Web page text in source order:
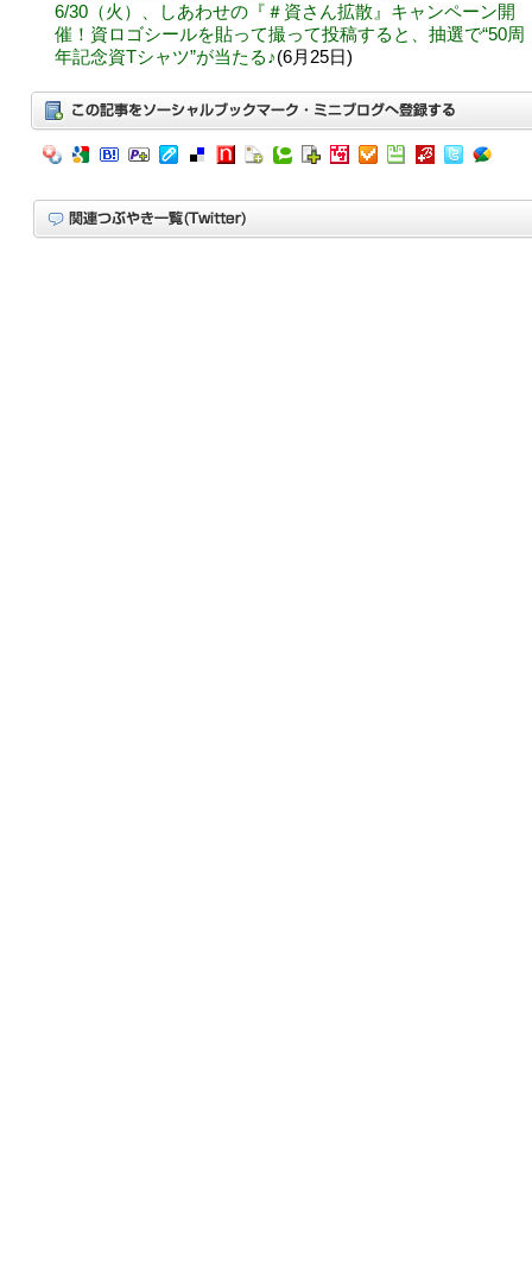
6/30（火）、しあわせの『＃資さん拡散』キャンペーン開
催！資ロゴシールを貼って撮って投稿すると、抽選で“50周
年記念資Tシャツ”が当たる♪(6月25日)